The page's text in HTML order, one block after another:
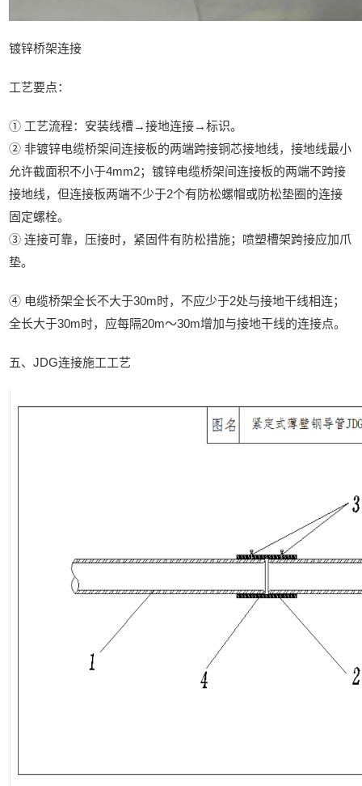
镀锌桥架连接
工艺要点：
① 工艺流程：安装线槽→接地连接→标识。
② 非镀锌电缆桥架间连接板的两端跨接铜芯接地线，接地线最小
允许截面积不小于4mm2；镀锌电缆桥架间连接板的两端不跨接
接地线，但连接板两端不少于2个有防松螺帽或防松垫圈的连接
固定螺栓。
③ 连接可靠，压接时，紧固件有防松措施；喷塑槽架跨接应加爪
垫。
④ 电缆桥架全长不大于30m时，不应少于2处与接地干线相连；
全长大于30m时，应每隔20m～30m增加与接地干线的连接点。
五、JDG连接施工工艺